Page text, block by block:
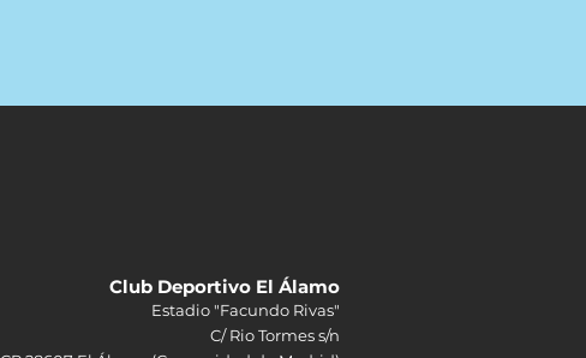
Club Deportivo El Álamo
Estadio "Facundo Rivas"
C/ Rio Tormes s/n